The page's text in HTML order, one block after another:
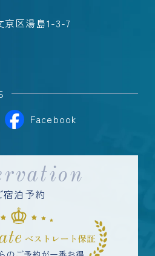
区湯島1-3-7
Facebook
宿泊予約